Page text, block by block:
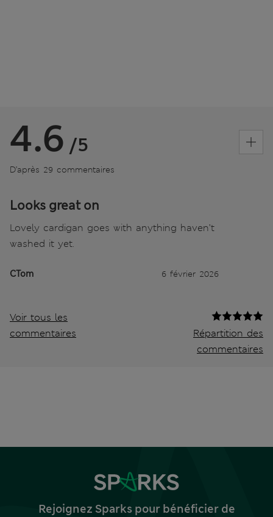
4.6 /5
D’après 29 commentaires
Looks great on
Lovely cardigan goes with anything haven’t
washed it yet.
CTom 6 février 2026
Voir tous les
commentaires
Répartition des
commentaires
Rejoignez Sparks pour bénéficier de